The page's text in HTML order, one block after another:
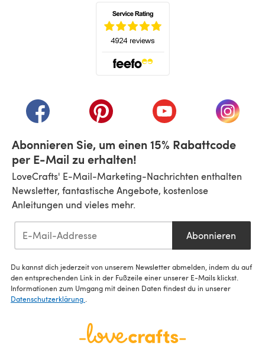
(öffnet sich in einem neuen Tab)
(öffnet sich in einem neuen Tab)
(öffnet sich in einem
(öffnet
Abonnieren Sie, um einen 15% Rabattcode
per E-Mail zu erhalten!
LoveCrafts' E-Mail-Marketing-Nachrichten enthalten
Newsletter, fantastische Angebote, kostenlose
Anleitungen und vieles mehr.
Abonnieren
Du kannst dich jederzeit von unserem Newsletter abmelden, indem du auf
den entsprechenden Link in der Fußzeile einer unserer E-Mails klickst.
Informationen zum Umgang mit deinen Daten findest du in unserer
Datenschutzerklärung